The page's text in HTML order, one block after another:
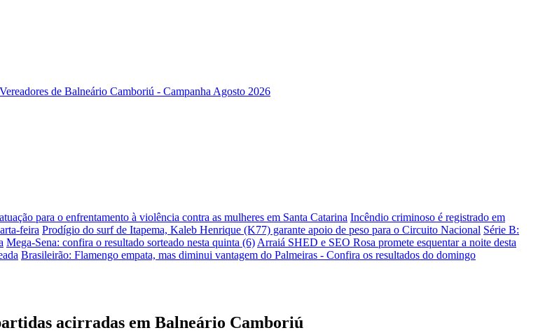
para o enfrentamento à violência contra as mulheres em Santa Catarina Incêndio criminoso é registrado em
feira Prodígio do surf de Itapema, Kaleb Henrique (K77) garante apoio de peso para o Circuito Nacional Série B:
Mega-Sena: confira o resultado sorteado nesta quinta (6) Arraiá SHED e SEO Rosa promete esquentar a noite desta
Brasileirão: Flamengo empata, mas diminui vantagem do Palmeiras - Confira os resultados do domingo
acirradas em Balneário Camboriú